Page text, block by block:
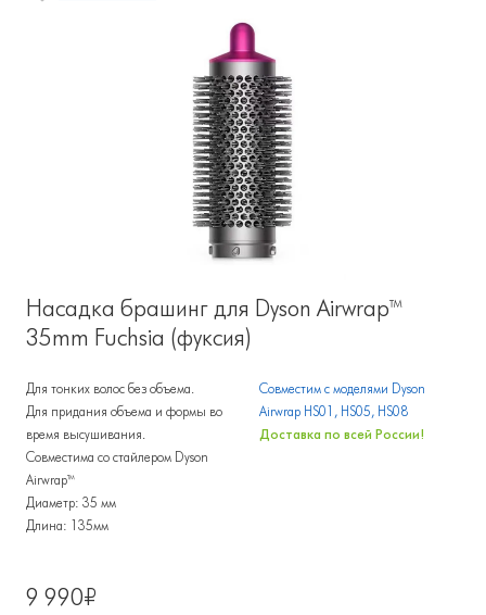
Насадка брашинг для Dyson Airwrap™
35mm Fuchsia (фуксия)
Для тонких волос без объема.
Для придания объема и формы во
время высушивания.
Совместима со стайлером Dyson
Airwrap™
Диаметр: 35 мм
Длина: 135мм
Совместим с моделями Dyson
Airwrap HS01, HS05, HS08
Доставка по всей России!
9 990₽